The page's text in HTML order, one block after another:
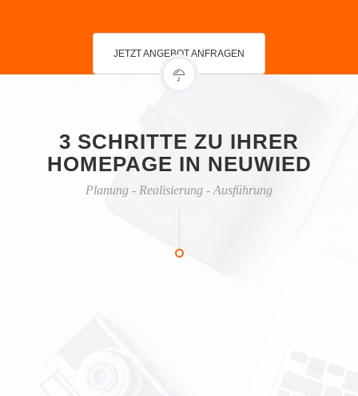
JETZT ANGEBOT ANFRAGEN
3 SCHRITTE ZU IHRER
HOMEPAGE IN NEUWIED
Planung - Realisierung - Ausführung